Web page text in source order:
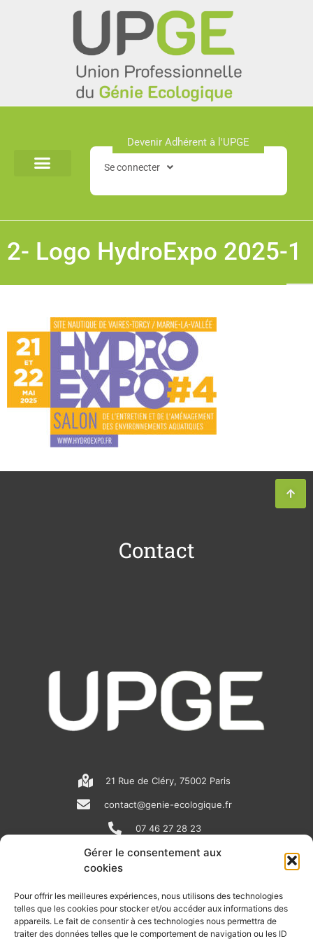
Gérer le consentement aux
cookies
Pour offrir les meilleures expériences, nous utilisons des technologies
telles que les cookies pour stocker et/ou accéder aux informations des
appareils. Le fait de consentir à ces technologies nous permettra de
traiter des données telles que le comportement de navigation ou les ID
Devenir Adhérent à l'UPGE​
Se connecter
2- Logo HydroExpo 2025-1
Contact
21 Rue de Cléry, 75002 Paris
contact@genie-ecologique.fr
07 46 27 28 23
N
e
w
i
n
o
u
RECEVOIR L'ACTU DE LA FILIÈRE